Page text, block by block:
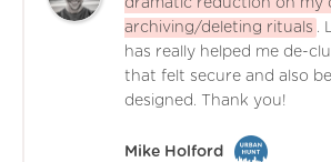
dramatic reduction on my
archiving/deleting rituals .
has really helped me de-
that felt secure and also
designed. Thank you!
Mike Holford